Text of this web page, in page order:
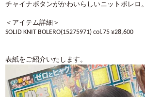
チャイナボタンがかわいらしいニットボレロ。
＜アイテム詳細＞
SOLID KNIT BOLERO(15275971) col.75 ¥28,600
表紙をご紹介いたします。